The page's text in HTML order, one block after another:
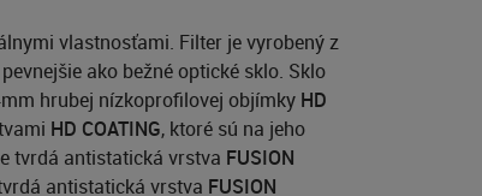
vlastnosťami. Filter je vyrobený z
ako bežné optické sklo. Sklo
hrubej nízkoprofilovej objímky HD
HD COATING, ktoré sú na jeho
tvrdá antistatická vrstva FUSION
antistatická vrstva FUSION